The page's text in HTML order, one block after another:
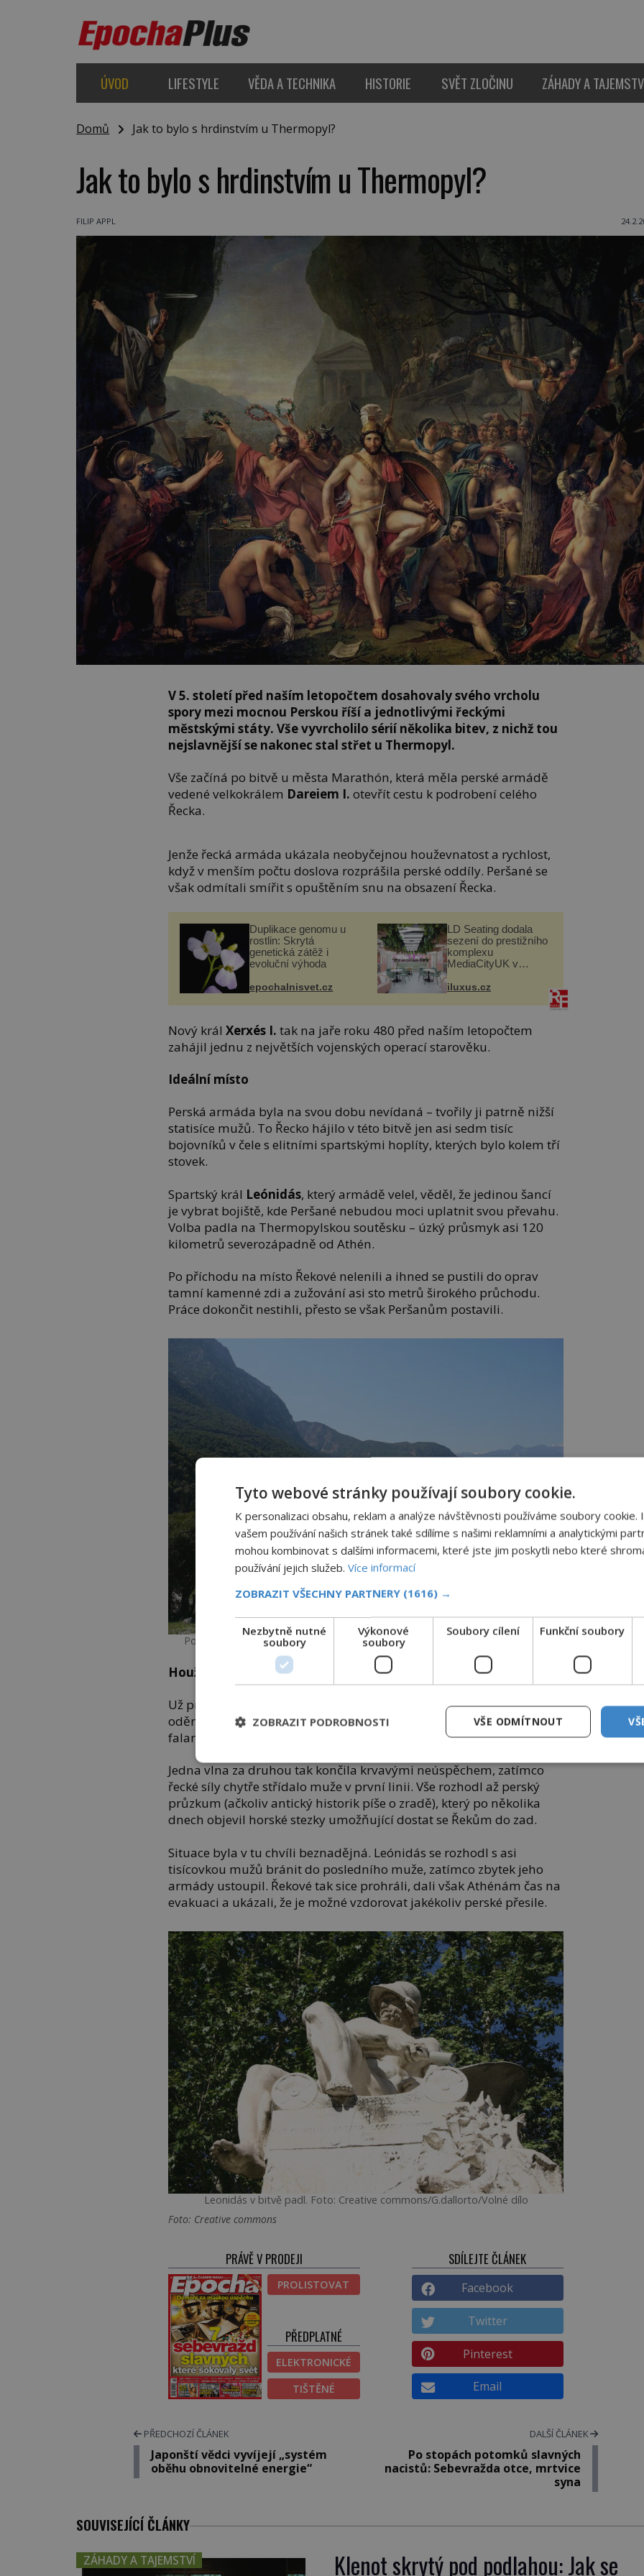
ÚVOD LIFESTYLE VĚDA A TECHNIKA HISTORIE SVĚT ZLOČINU ZÁHADY A
Domů Jak to bylo s hrdinstvím u Thermopyl?
Jak to bylo s hrdinstvím u Thermopyl?
FILIP APPL
V 5. století před naším letopočtem dosahovaly svého vrcholu
spory mezi mocnou Perskou říší a jednotlivými řeckými
městskými státy. Vše vyvrcholilo sérií několika bitev, z nichž tou
nejslavnější se nakonec stal střet u Thermopyl.
Vše začíná po bitvě u města Marathón, která měla perské armádě
vedené velkokrálem Dareiem I.otevřít cestu k podrobení celého
Řecka.
Jenže řecká armáda ukázala neobyčejnou houževnatost a rychlost,
když v menším počtu doslova rozprášila perské oddíly. Peršané se
však odmítali smířit s opuštěním snu na obsazení Řecka.
Duplikace genomu u
rostlin: Skrytá
genetická zátěž i
evoluční výhoda
epochalnisvet.cz
LD Seating dodala
sezení do prestižního
komplexu
MediaCityUK v
iluxus.cz
Nový králXerxés I. tak na jaře roku 480 před naším letopočtem
zahájil jednu z největších vojenských operací starověku.
Ideální místo
Perská armáda byla na svou dobu nevídaná – tvořily ji patrně nižší
statisíce mužů. To Řecko hájilo v této bitvě jen asi sedm tisíc
bojovníků v čele s elitními spartskými hoplíty, kterých bylo kolem tří
stovek.
Spartský král Leónidás, který armádě velel, věděl, že jedinou šancí
je vybrat bojiště, kde Peršané nebudou moci uplatnit svou převahu.
Volba padla na Thermopylskou soutěsku – úzký průsmyk asi 120
kilometrů severozápadně od Athén.
Po příchodu na místo Řekové nelenili a ihned se pustili do oprav
tamní kamenné zdi a zužování asi sto metrů širokého průchodu.
Práce dokončit nestihli, přesto se však Peršanům postavili.
Pohled na Thermopyly dnes. Foto: Creative commons/Fkerasar/CC BY-SA 3.0
Houževnatá obrana
Už první útok ukázal zásadní rozdíly mezi oběma armádami. Lehce
odění a dobře pohybliví Peršané totiž narazili na dobře připravenou
falangu – těžkooděnou formaci vojáků se zbrojemi, štíty a kopí.
Jedna vlna za druhou tak končila krvavými neúspěchem, zatímco
řecké síly chytře střídalo muže v první linii. Vše rozhodl až perský
průzkum (ačkoliv antický historik píše o zradě), který po několika
dnech objevil horské stezky umožňující dostat se Řekům do zad.
Situace byla v tu chvíli beznadějná. Leónidás se rozhodl s asi
tisícovkou mužů bránit do posledního muže, zatímco zbytek jeho
armády ustoupil. Řekové tak sice prohráli, dali však Athénám čas na
evakuaci a ukázali, že je možné vzdorovat jakékoliv perské přesile.
Leonidás v bitvě padl. Foto: Creative commons/G.dallorto/Volné dílo
Foto: Creative commons
PRÁVĚ V PRODEJI
PROLISTOVAT
PŘEDPLATNÉ
ELEKTRONICKÉ
TIŠTĚNÉ
SDÍLEJTE ČLÁNEK
Facebook
Twitter
Pinterest
Email
PŘEDCHOZÍ ČLÁNEK
Japonští vědci vyvíjejí „systém
oběhu obnovitelné energie“
DALŠÍ ČLÁNEK
Po stopách potomků slavných
nacistů: Sebevražda otce, mrtvice
syna
SOUVISEJÍCÍ ČLÁNKY
ZÁHADY A TAJEMSTVÍ Klenot skrytý pod podlahou: Jak se
Tyto webové stránky používají soubory cookie.
K personalizaci obsahu, reklam a analýze návštěvnosti používáme soubory cookie.
vašem používání našich stránek také sdílíme s našimi reklamními a analytickými
mohou kombinovat s dalšími informacemi, které jste jim poskytli nebo které
používání jejich služeb. Více informací
ZOBRAZIT VŠECHNY PARTNERY (1616) →
Nezbytně nutné
soubory
Výkonové
soubory
Soubory cílení Funkční soubory
VŠE ODMÍTNOUT
ZOBRAZIT PODROBNOSTI